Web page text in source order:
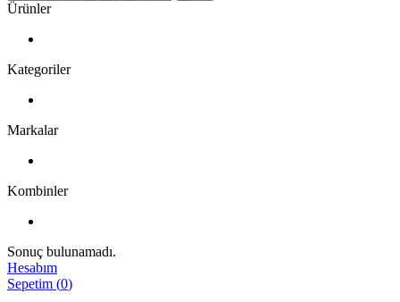
Ürünler
Kategoriler
Markalar
Kombinler
Sonuç bulunamadı.
Hesabım
Sepetim (0)